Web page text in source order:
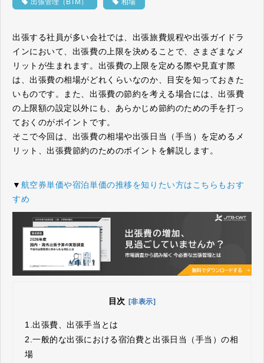
出張する社員が多い会社では、出張旅費規程や出張ガイドラ
インにおいて、出張費の上限を決めることで、さまざまなメ
リットが生まれます。出張費の上限を定める際や見直す際
は、出張費の相場がどれくらいなのか、目安を知っておきた
いものです。また、出張費の節約を考える場合には、出張費
の上限額の設定以外にも、あらかじめ節約のための手を打っ
ておくのがポイントです。
そこで今回は、出張費の相場や出張日当（手当）を定めるメ
リット、出張費節約のためのポイントを解説します。
▼ 航空券単価や宿泊単価の推移を知りたい方はこちらもおす
すめ
目次 [非表示]
1.出張費、出張手当とは
2.一般的な出張における宿泊費と出張日当（手当）の相
場